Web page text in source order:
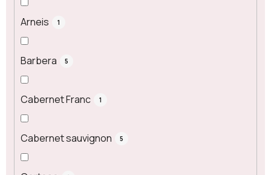
Arneis 1
Barbera 5
Cabernet Franc 1
Cabernet sauvignon 5